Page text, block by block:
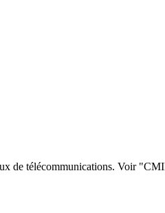
de télécommunications. Voir